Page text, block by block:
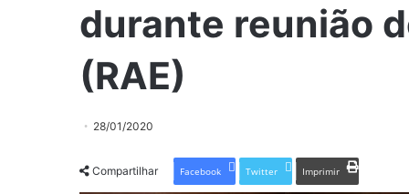
durante reunião
(RAE)
28/01/2020
Compartilhar Facebook Twitter Imprimir